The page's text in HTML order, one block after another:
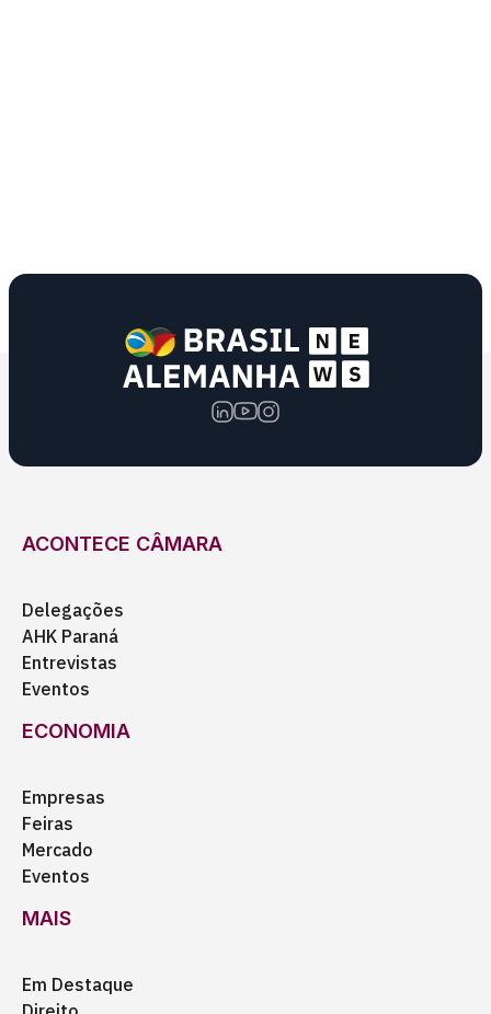
ACONTECE CÂMARA
Delegações
AHK Paraná
Entrevistas
Eventos
ECONOMIA
Empresas
Feiras
Mercado
Eventos
MAIS
Em Destaque